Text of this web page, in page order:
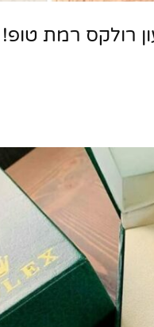
רולקס רמת טופ!